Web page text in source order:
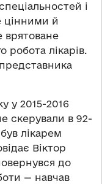
і
цінними й
врятоване
робота лікарів.
у 2015-2016
скерували в 92-
лікарем
Віктор
до
— навчав